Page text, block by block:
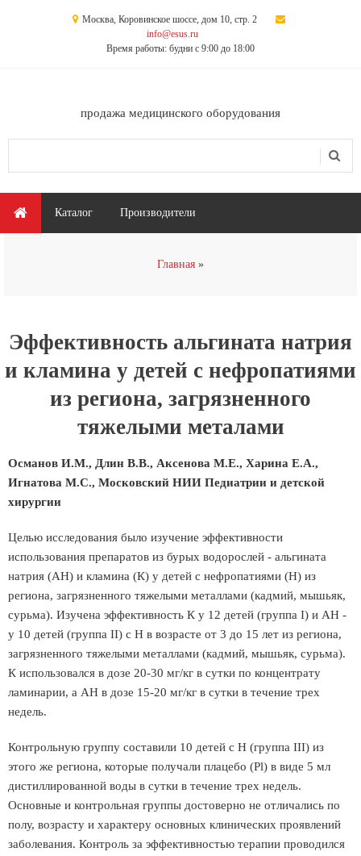
Москва, Коровинское шоссе, дом 10, стр. 2
info@esus.ru
Время работы: будни с 9:00 до 18:00
продажа медицинского оборудования
Главное меню
Каталог Производители
Главная
Эффективность альгината натрия
и кламина у детей с нефропатиями
из региона, загрязненного
тяжелыми металами
Османов И.М., Длин В.В., Аксенова М.Е., Харина Е.А.,
Игнатова М.С., Московский НИИ Педиатрии и детской
хирургии
Целью исследования было изучение эффективности
использования препаратов из бурых водорослей - альгината
натрия (АН) и кламина (К) у детей с нефропатиями (Н) из
региона, загрязненного тяжелыми металлами (кадмий, мышьяк,
сурьма). Изучена эффективность К у 12 детей (группа I) и АН -
у 10 детей (группа II) с Н в возрасте от 3 до 15 лет из региона,
загрязненного тяжелыми металлами (кадмий, мышьяк, сурьма).
К использовался в дозе 20-30 мг/кг в сутки по концентрату
ламинарии, а АН в дозе 15-20 мг/кг в сутки в течение трех
недель.
Контрольную группу составили 10 детей с Н (группа III) из
этого же региона, которые получали плацебо (Pl) в виде 5 мл
дистиллированной воды в сутки в течение трех недель.
Основные и контрольная группы достоверно не отличались по
полу, возрасту и характеру основных клинических проявлений
заболевания. Контроль за эффективностью терапии проводился